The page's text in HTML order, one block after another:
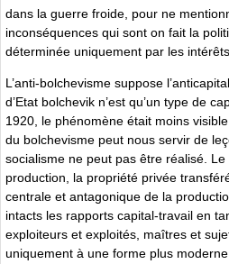
dans la guerre froide, pour ne
inconséquences qui sont on fait la
déterminée uniquement par les
L’anti-bolchevisme suppose
d’Etat bolchevik n’est qu’un type de
1920, le phénomène était moins visible
du bolchevisme peut nous servir de
socialisme ne peut pas être réalisé.
production, la propriété privée
centrale et antagonique de la
intacts les rapports capital-travail en
exploiteurs et exploités, maîtres et
uniquement à une forme plus